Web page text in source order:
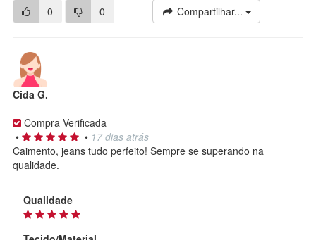
0 0 Compartilhar...
Cida G.
Compra Verificada
•
• 17 dias atrás
Caimento, jeans tudo perfeito! Sempre se superando na
qualidade.
Qualidade